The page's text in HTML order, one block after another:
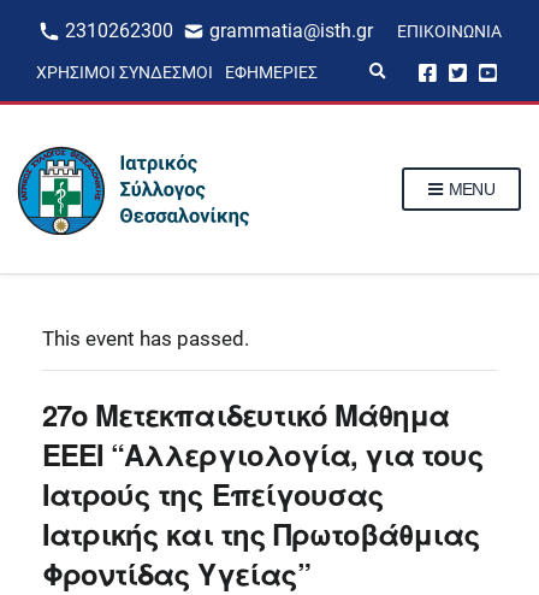
2310262300 grammatia@isth.gr ΕΠΙΚΟΙΝΩΝΊΑ
ΧΡΉΣΙΜΟΙ ΣΎΝΔΕΣΜΟΙ ΕΦΗΜΕΡΊΕΣ
p
MENU
This event has passed.
27ο Μετεκπαιδευτικό Μάθημα
ΕΕΕΙ “Αλλεργιολογία, για τους
Ιατρούς της Επείγουσας
Ιατρικής και της Πρωτοβάθμιας
Φροντίδας Υγείας”